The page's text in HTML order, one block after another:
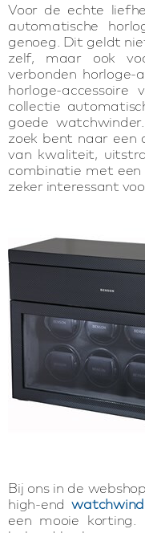
Voor de echte
automatische
genoeg. Dit geldt
zelf, maar ook
verbonden horloge-
horloge-
collectie
goede
zoek bent naar een
van kwaliteit,
combinatie met
zeker interessant
Bij ons in de
high-end
een mooie